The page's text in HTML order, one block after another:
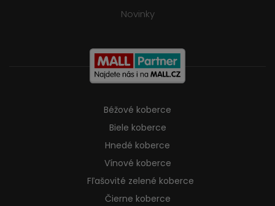
Novinky
Béžové koberce
Biele koberce
Hnedé koberce
Vínové koberce
Fľašovité zelené koberce
Čierne koberce